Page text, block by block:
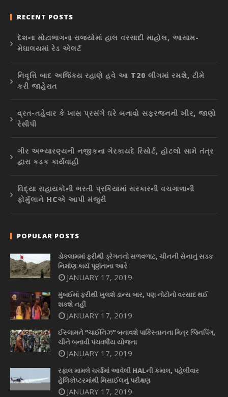
RECENT POSTS
દેશના મોટાભાગના રાજ્યોમાં હાલ વરસાદી માહોલ, આસામ-
મેઘાલયમાં રેડ એલર્ટ
નિવૃત્તિ બાદ અજિંક્ય રહાણે હવે આ T20 લીગમાં રમશે, ટીમે
કરી જાહેરાત
વ્રત-તહેવાર કે ખાસ પ્રસંગે ઘરે બનાવો સફરજનની ખીર, જાણો
રેસીપી
ગીર અભ્યારણ્યની નજીકના ગેરકાયદે રિસોર્ટ, હોટલો સામે તંત્ર
દ્વારા કડક કાર્યવાહી
વિદ્યા સહાયકોની ભરતી પ્રકિયામાં સરકારની વચગાળાની
ફોર્મુલાને HCએ આપી મંજુરી
POPULAR POSTS
ડોકલામમાં ફરીથી ડ્રેગનનો સળવળાટ, ચીનની સેનાનું સડક
નિર્માણ કાર્ય પૂર્ણતાના આરે
JANUARY 17, 2019
મુંબઈમાં ફરીથી ખુલશે ડાન્સ બાર, પણ નોટોનો વરસાદ થઈ
શકશે નહીં
JANUARY 17, 2019
ઈસ્લામને “ચાઈનિઝ” બનાવશે પાકિસ્તાનના મિત્ર જિનપિંગ,
ચીને બનાવી પંચવર્ષીય યોજના
JANUARY 17, 2019
રફાલ મામલે ચર્ચામાં આવેલી HALની કમાલ, પહેલીવાર
હેલિકોપ્ટરમાંથી મિસાઈલનું પરીક્ષણ
JANUARY 17, 2019